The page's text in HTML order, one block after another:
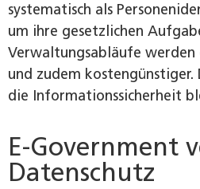
systematisch als
um ihre gesetzlichen
Verwaltungsabläufe
und zudem kostengünstiger.
die Informationssicherheit
E-Government
Datenschutz